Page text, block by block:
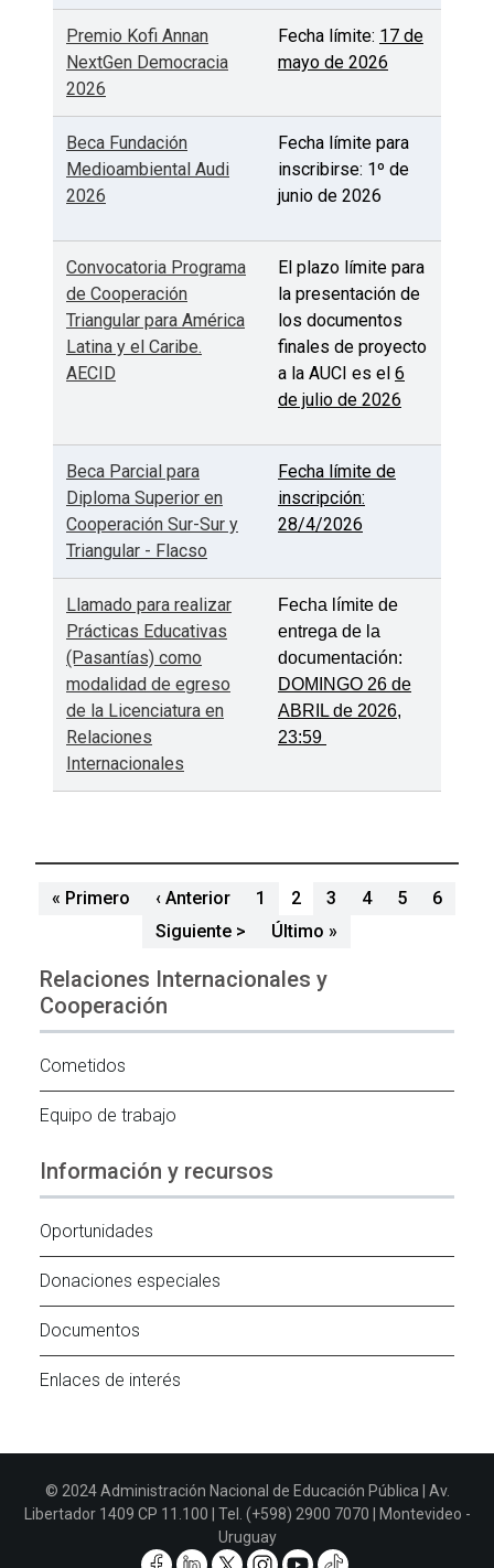
Premio Kofi Annan
NextGen Democracia
2026
Fecha límite: 17 de
mayo de 2026
Beca Fundación
Medioambiental Audi
2026
Fecha límite para
inscribirse: 1º de
junio de 2026
Convocatoria Programa
de Cooperación
Triangular para América
Latina y el Caribe.
AECID
El plazo límite para
la presentación de
los documentos
finales de proyecto
a la AUCI es el 6
de julio de 2026
Beca Parcial para
Diploma Superior en
Cooperación Sur-Sur y
Triangular - Flacso
Fecha límite de
inscripción:
28/4/2026
Llamado para realizar
Prácticas Educativas
(Pasantías) como
modalidad de egreso
de la Licenciatura en
Relaciones
Internacionales
Fecha límite de
entrega de la
documentación:
DOMINGO 26 de
ABRIL de 2026,
23:59
Paginación
« Primero Primera página
‹ AnteriorPágina anterior
1 2 3 4 5
6
Siguiente > Siguiente página
Último »
Relaciones Internacionales y
Cooperación
Cometidos
Equipo de trabajo
Información y recursos
Oportunidades
Donaciones especiales
Documentos
Enlaces de interés
© 2024 Administración Nacional de Educación Pública | Av.
Libertador 1409 CP 11.100 | Tel. (+598) 2900 7070 | Montevideo -
Uruguay